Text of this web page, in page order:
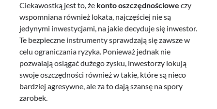
Ciekawostką jest to, że konto oszczędnościowe czy
wspomniana również lokata, najczęściej nie są
jedynymi inwestycjami, na jakie decyduje się inwestor.
Te bezpieczne instrumenty sprawdzają się zawsze w
celu ograniczania ryzyka. Ponieważ jednak nie
pozwalają osiągać dużego zysku, inwestorzy lokują
swoje oszczędności również w takie, które są nieco
bardziej agresywne, ale za to dają szansę na spory
zarobek.